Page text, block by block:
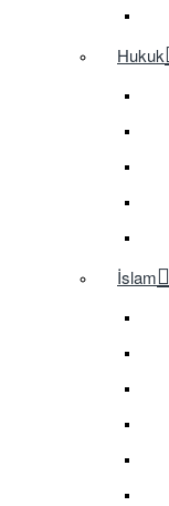
Hukuk
İslam